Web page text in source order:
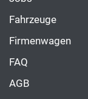
Fahrzeuge
Firmenwagen
FAQ
AGB